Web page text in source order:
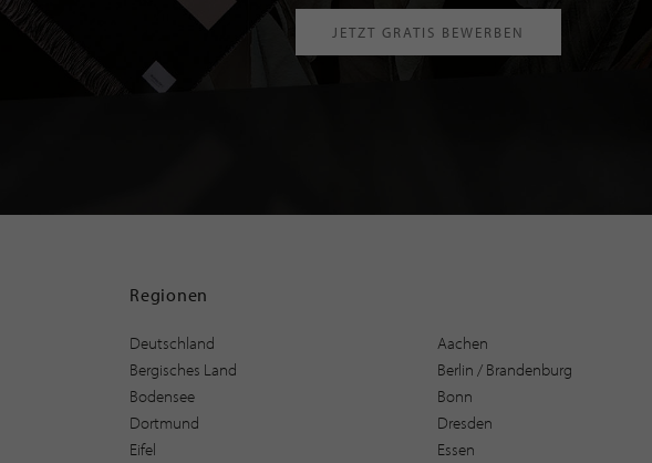
JETZT GRATIS BEWERBEN
Regionen
Deutschland Aachen
Bergisches Land
Berlin / Brandenburg
Bodensee
Bonn
Dortmund
Dresden
Eifel
Essen